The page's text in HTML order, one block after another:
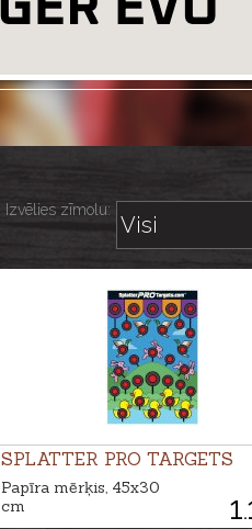
Izvēlies zīmolu:
SPLATTER PRO TARGETS
Papīra mērķis, 45x30
cm